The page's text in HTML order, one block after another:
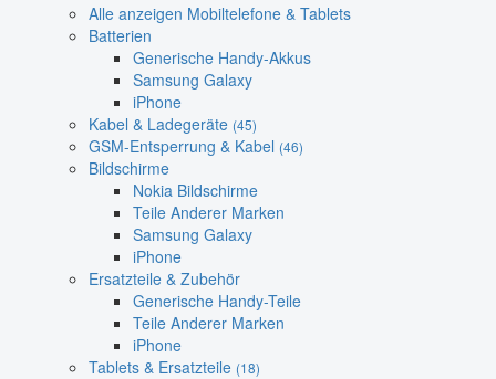
Alle anzeigen Mobiltelefone & Tablets
Batterien
Generische Handy-Akkus
Samsung Galaxy
iPhone
Kabel & Ladegeräte (45)
GSM-Entsperrung & Kabel (46)
Bildschirme
Nokia Bildschirme
Teile Anderer Marken
Samsung Galaxy
iPhone
Ersatzteile & Zubehör
Generische Handy-Teile
Teile Anderer Marken
iPhone
Tablets & Ersatzteile (18)